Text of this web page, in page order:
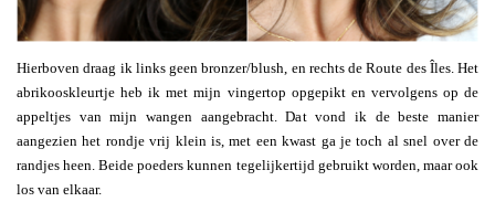
Hierboven draag ik links geen bronzer/blush, en rechts de Route des Îles. Het
abrikooskleurtje heb ik met mijn vingertop opgepikt en vervolgens op de
appeltjes van mijn wangen aangebracht. Dat vond ik de beste manier
aangezien het rondje vrij klein is, met een kwast ga je toch al snel over de
randjes heen. Beide poeders kunnen tegelijkertijd gebruikt worden, maar ook
los van elkaar.